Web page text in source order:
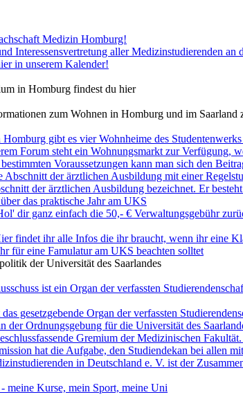
Medizin Homburg!
Interessensvertretung aller Medizinstudierenden an
in unserem Kalender!
in Homburg findest du hier
zum Wohnen in Homburg und im Saarland
Homburg gibt es vier Wohnheime des
Forum steht ein Wohnungsmarkt zur Verfügung,
Voraussetzungen kann man sich den
der ärztlichen Ausbildung mit einer
der ärztlichen Ausbildung bezeichnet. Er besteht
das praktische Jahr am UKS
dir ganz einfach die 50,- € Verwaltungsgebühr
findet ihr alle Infos die ihr braucht, wenn ihr eine
für eine Famulatur am UKS beachten solltet
der Universität des Saarlandes
ist ein Organ der verfassten
gesetzgebende Organ der verfassten
der Ordnungsgebung für die Universität des
Gremium der Medizinischen
hat die Aufgabe, den Studiendekan bei allen
in Deutschland e. V. ist der
meine Kurse, mein Sport, meine Uni